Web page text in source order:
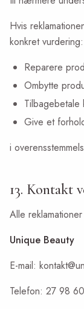
Hvis
konkret vurdering:
Reparere
Ombytte
Tilbagebetale
Give et
i
13. Kontakt
Alle
Unique Beauty
E-mail:
Telefon: 27 98